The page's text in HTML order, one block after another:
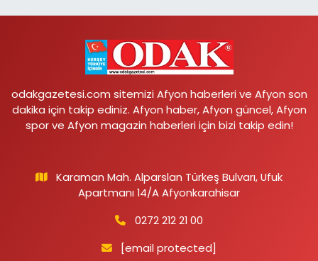
odakgazetesi.com sitemizi Afyon haberleri ve Afyon son
dakika için takip ediniz. Afyon haber, Afyon güncel, Afyon
spor ve Afyon magazin haberleri için bizi takip edin!
Karaman Mah. Alparslan Türkeş Bulvarı, Ufuk
Apartmanı 14/A Afyonkarahisar
0272 212 21 00
[email protected]